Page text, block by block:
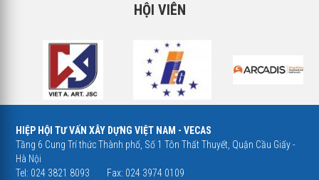
HỘI VIÊN
HIỆP HỘI TƯ VẤN XÂY DỰNG VIỆT NAM - VECAS
Tầng 6 Cung Trí thức Thành phố, Số 1 Tôn Thất Thuyết, Quận Cầu Giấy -
Hà Nội
Tel: 024 3821 8093
Fax: 024 3974 0109